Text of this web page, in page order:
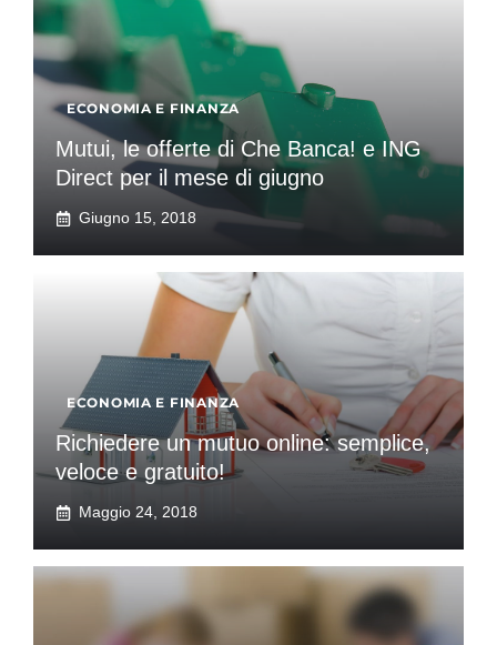
ECONOMIA E FINANZA
Mutui, le offerte di Che Banca! e ING
Direct per il mese di giugno
Giugno 15, 2018
ECONOMIA E FINANZA
Richiedere un mutuo online: semplice,
veloce e gratuito!
Maggio 24, 2018